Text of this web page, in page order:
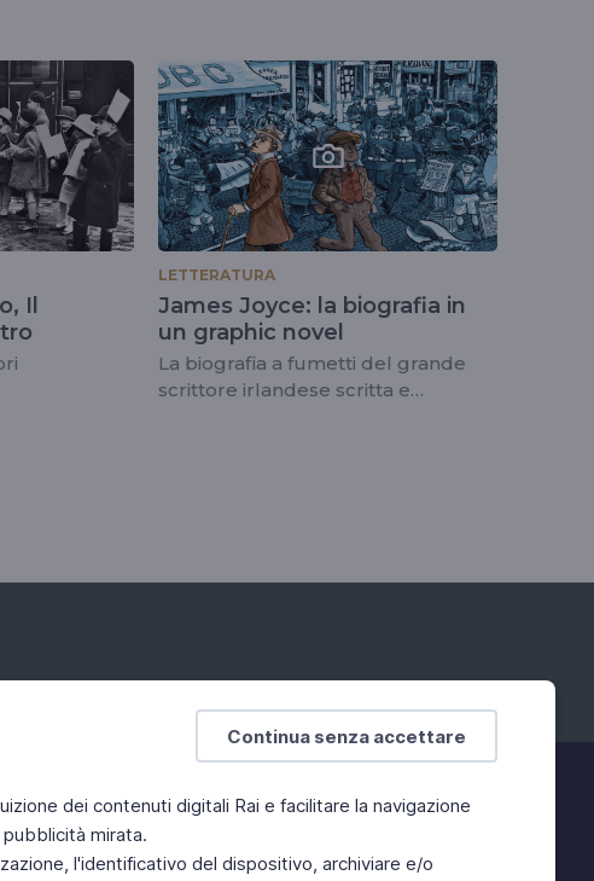
Continua senza accettare
dei contenuti digitali Rai e facilitare la navigazione
mirata.
l'identificativo del dispositivo, archiviare e/o
Il
LETTERATURA
James Joyce: la biografia in
un graphic novel
La biografia a fumetti del grande
scrittore irlandese scritta e